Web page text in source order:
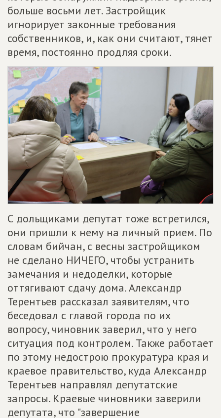
больше восьми лет. Застройщик
игнорирует законные требования
собственников, и, как они считают, тянет
время, постоянно продляя сроки.
С дольщиками депутат тоже встретился,
они пришли к нему на личный прием. По
словам бийчан, с весны застройщиком
не сделано НИЧЕГО, чтобы устранить
замечания и недоделки, которые
оттягивают сдачу дома. Александр
Терентьев рассказал заявителям, что
беседовал с главой города по их
вопросу, чиновник заверил, что у него
ситуация под контролем. Также работает
по этому недострою прокуратура края и
краевое правительство, куда Александр
Терентьев направлял депутатские
запросы. Краевые чиновники заверили
депутата, что "завершение